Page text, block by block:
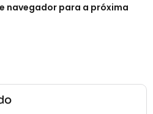
navegador para a próxima